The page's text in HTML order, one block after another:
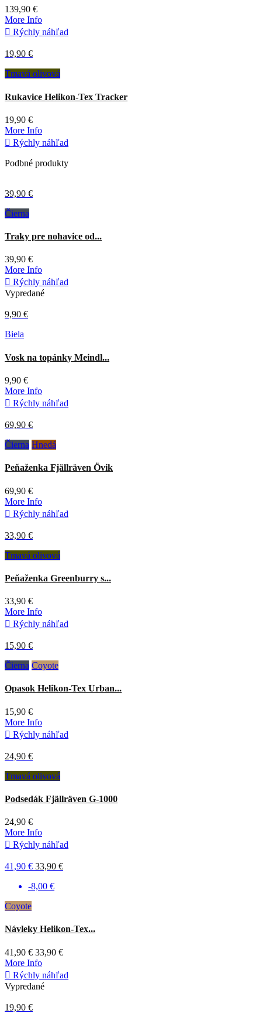
139,90 €
More Info
 Rýchly náhľad
19,90 €
Tmavá olivová
Rukavice Helikon-Tex Tracker
19,90 €
More Info
 Rýchly náhľad
Podbné produkty
39,90 €
Čierna
Traky pre nohavice od...
39,90 €
More Info
 Rýchly náhľad
Vypredané
9,90 €
Biela
Vosk na topánky Meindl...
9,90 €
More Info
 Rýchly náhľad
69,90 €
Čierna Hnedá
Peňaženka Fjällräven Övik
69,90 €
More Info
 Rýchly náhľad
33,90 €
Tmavá olivová
Peňaženka Greenburry s...
33,90 €
More Info
 Rýchly náhľad
15,90 €
Čierna Coyote
Opasok Helikon-Tex Urban...
15,90 €
More Info
 Rýchly náhľad
24,90 €
Tmavá olivová
Podsedák Fjällräven G-1000
24,90 €
More Info
 Rýchly náhľad
41,90 € 33,90 €
-8,00 €
Coyote
Návleky Helikon-Tex...
41,90 € 33,90 €
More Info
 Rýchly náhľad
Vypredané
19,90 €